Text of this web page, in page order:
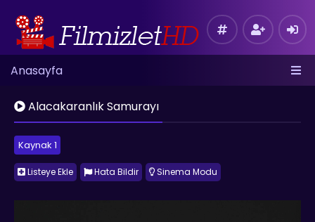
Anasayfa
Alacakaranlık Samurayı
Kaynak 1
Listeye Ekle Hata Bildir Sinema Modu